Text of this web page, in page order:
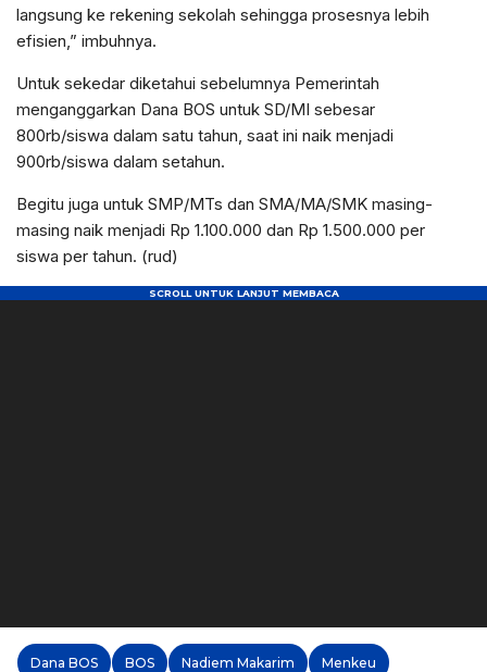
langsung ke rekening sekolah sehingga prosesnya lebih
efisien,” imbuhnya.
Untuk sekedar diketahui sebelumnya Pemerintah
menganggarkan Dana BOS untuk SD/MI sebesar
800rb/siswa dalam satu tahun, saat ini naik menjadi
900rb/siswa dalam setahun.
Begitu juga untuk SMP/MTs dan SMA/MA/SMK masing-
masing naik menjadi Rp 1.100.000 dan Rp 1.500.000 per
siswa per tahun. (rud)
Dana BOS BOS Nadiem Makarim Menkeu